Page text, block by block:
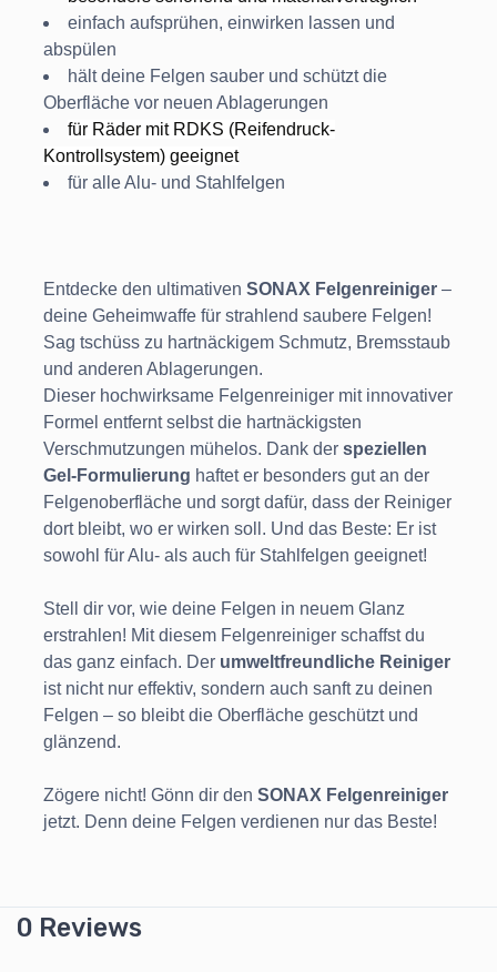
einfach aufsprühen, einwirken lassen und
abspülen
hält deine Felgen sauber und schützt die
Oberfläche vor neuen Ablagerungen
für Räder mit RDKS (Reifendruck-
Kontrollsystem) geeignet
für alle Alu- und Stahlfelgen
Entdecke den ultimativen SONAX Felgenreiniger –
deine Geheimwaffe für strahlend saubere Felgen!
Sag tschüss zu hartnäckigem Schmutz, Bremsstaub
und anderen Ablagerungen.
Dieser hochwirksame Felgenreiniger mit innovativer
Formel entfernt selbst die hartnäckigsten
Verschmutzungen mühelos. Dank der speziellen
Gel-Formulierung haftet er besonders gut an der
Felgenoberfläche und sorgt dafür, dass der Reiniger
dort bleibt, wo er wirken soll. Und das Beste: Er ist
sowohl für Alu- als auch für Stahlfelgen geeignet!
Stell dir vor, wie deine Felgen in neuem Glanz
erstrahlen! Mit diesem Felgenreiniger schaffst du
das ganz einfach. Der umweltfreundliche Reiniger
ist nicht nur effektiv, sondern auch sanft zu deinen
Felgen – so bleibt die Oberfläche geschützt und
glänzend.
Zögere nicht! Gönn dir den SONAX Felgenreiniger
jetzt. Denn deine Felgen verdienen nur das Beste!
0 Reviews